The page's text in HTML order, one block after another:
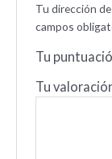
Tu dirección
campos
Tu
Tu